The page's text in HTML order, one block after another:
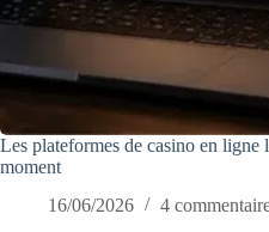
Les plateformes de casino en ligne
moment
16/06/2026
4